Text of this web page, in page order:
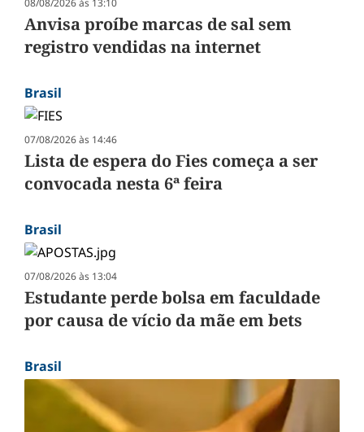
08/08/2026 às 13:10
Anvisa proíbe marcas de sal sem
registro vendidas na internet
Brasil
07/08/2026 às 14:46
Lista de espera do Fies começa a ser
convocada nesta 6ª feira
Brasil
07/08/2026 às 13:04
Estudante perde bolsa em faculdade
por causa de vício da mãe em bets
Brasil